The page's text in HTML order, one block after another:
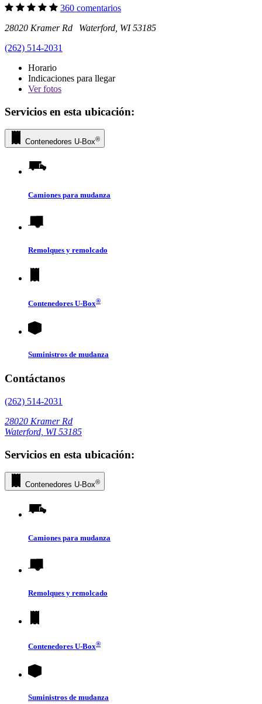
360 comentarios
28020 Kramer Rd Waterford, WI 53185
(262) 514-2031
Horario
Indicaciones para llegar
Verfotos
Servicios en esta ubicación:
Contenedores U-Box®
Camiones para mudanza
Remolques y remolcado
Contenedores U-Box®
Suministros de mudanza
Contáctanos
(262) 514-2031
28020 Kramer Rd
Waterford, WI 53185
Servicios en esta ubicación:
Contenedores U-Box®
Camiones para mudanza
Remolques y remolcado
Contenedores U-Box®
Suministros de mudanza